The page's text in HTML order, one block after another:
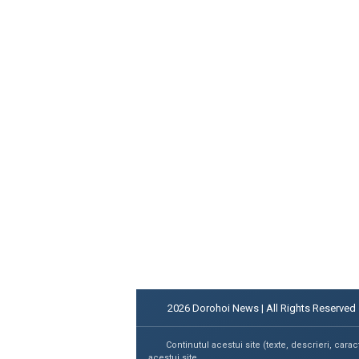
2026 Dorohoi News | All Rights Reserved
Continutul acestui site (texte, descrieri,